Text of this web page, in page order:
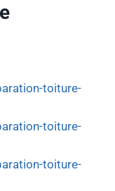
toiture-
toiture-
toiture-